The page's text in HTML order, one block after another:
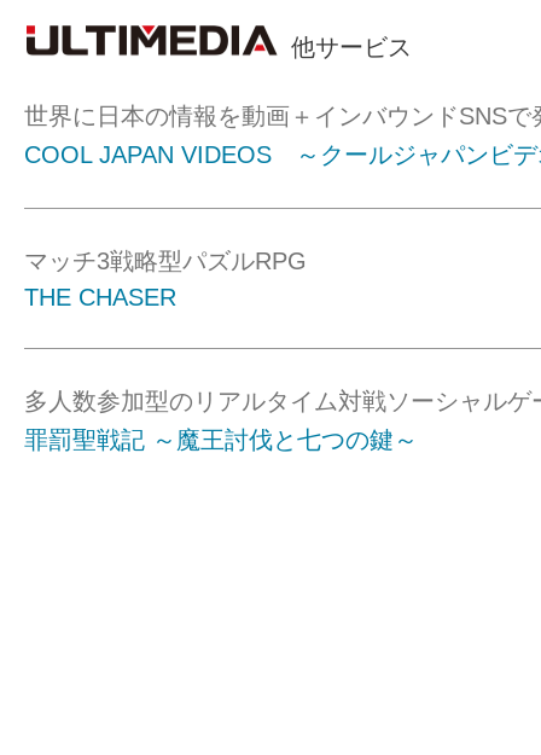
他サービス
世界に日本の情報を動画＋インバウンドSNSで
COOL JAPAN VIDEOS ～クールジャパンビ
マッチ3戦略型パズルRPG
THE CHASER
多人数参加型のリアルタイム対戦ソーシャルゲ
罪罰聖戦記 ～魔王討伐と七つの鍵～